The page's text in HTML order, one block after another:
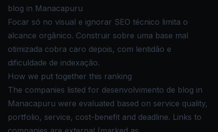
blog in Manacapuru
Focar só no visual e ignorar SEO técnico limita o
alcance orgânico. Construir sobre uma base mal
otimizada cobra caro depois, com lentidão e
dificuldade de indexação.
How we put together this ranking
The companies listed for desenvolvimento de blog in
Manacapuru were evaluated based on service quality,
portfolio, service, cost-benefit and deadline. Links to